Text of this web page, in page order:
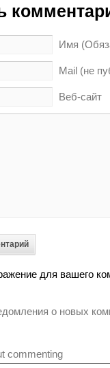
Имя
Mail (не
Веб-сайт
для вашего
о новых
commenting